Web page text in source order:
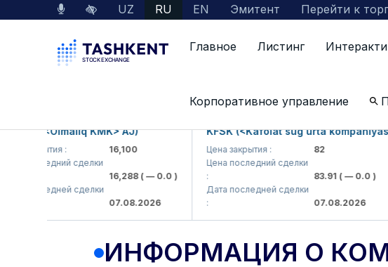
UZ RU EN Эмитент Перейти к
Главное Листинг
Корпоративное управление
Информация о компании
(<Olmaliq KMK> AJ)
закрытия :
16,100
последний сделки
16,288( — 0.0 )
последней сделки
07.08.2026
KFSK (<Kafolat sug'urta kompaniyasi>
Цена закрытия :
Цена последний сделки
83.91( — 0.0 )
Дата последней сделки
07.08.2026
ИНФОРМАЦИЯ О